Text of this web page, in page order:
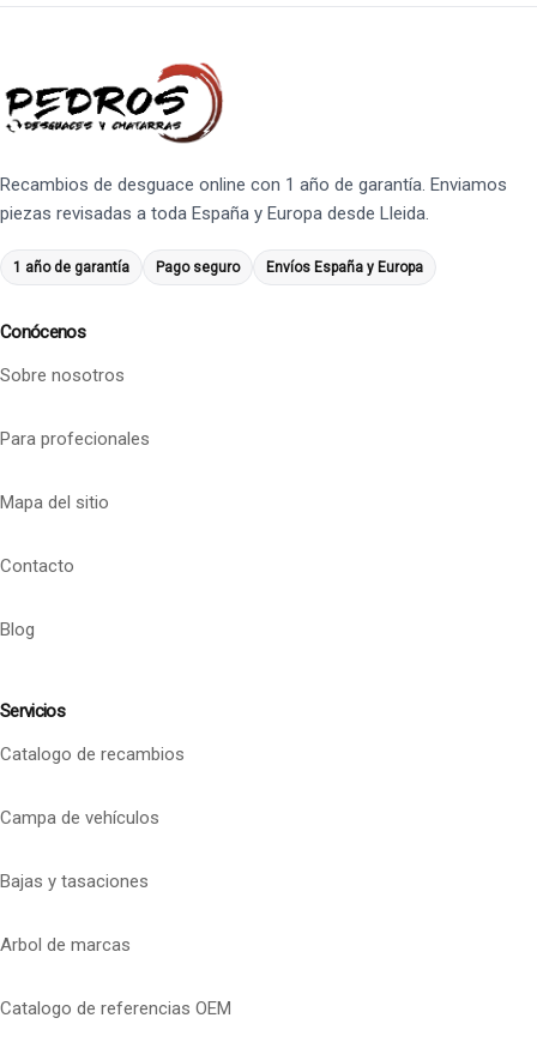
Recambios de desguace online con 1 año de garantía. Enviamos
piezas revisadas a toda España y Europa desde Lleida.
1 año de garantía Pago seguro Envíos España y Europa
Conócenos
Sobre nosotros
Para profecionales
Mapa del sitio
Contacto
Blog
Servicios
Catalogo de recambios
Campa de vehículos
Bajas y tasaciones
Arbol de marcas
Catalogo de referencias OEM